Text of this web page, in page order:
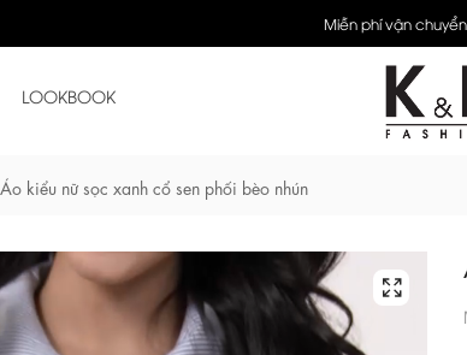
Miễn phí vận
LOOKBOOK
Áo kiểu nữ sọc xanh cổ sen phối bèo nhún